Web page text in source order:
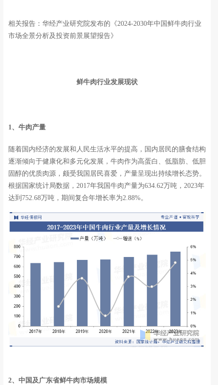
相关报告：华经产业研究院发布的《2024-2030年中国鲜牛肉行业
市场全景分析及投资前景展望报告》
鲜牛肉行业发展现状
1、牛肉产量
随着国内经济的发展和人民生活水平的提高，国内居民的膳食结构
逐渐倾向于健康化和多元化发展，牛肉作为高蛋白、低脂肪、低胆
固醇的优质肉源，颇受我国居民喜爱，产量呈现出持续增长态势。
根据国家统计局数据，2017年我国牛肉产量为634.62万吨，2023年
达到752.68万吨，期间复合年增长率为2.88%。
2、中国及广东省鲜牛肉市场规模